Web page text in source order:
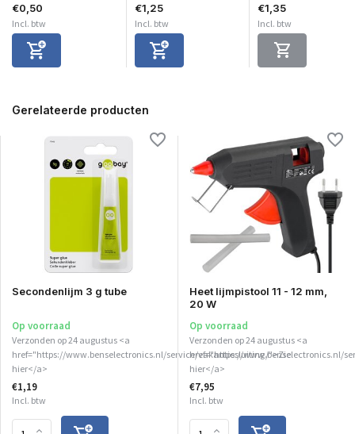
€0,50
Incl. btw
€1,25
Incl. btw
€1,35
Incl. btw
Gerelateerde producten
Secondenlijm 3 g tube
Op voorraad
Verzonden op 24 augustus <a
href="https://www.benselectronics.nl/service/vakantiesluiting/">Zie
hier</a>
€1,19
Incl. btw
Heet lijmpistool 11 - 12 mm,
20 W
Op voorraad
Verzonden op 24 augustus <a
href="https://www.benselectronics.nl/
hier</a>
€7,95
Incl. btw